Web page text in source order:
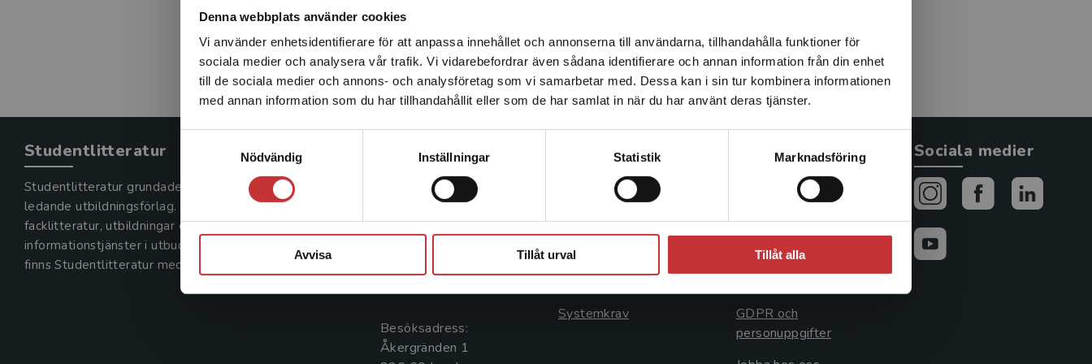
Denna webbplats använder cookies
Vi använder enhetsidentifierare för att anpassa innehållet och annonserna till användarna, tillhandahålla funktioner för
sociala medier och analysera vår trafik. Vi vidarebefordrar även sådana identifierare och annan information från din enhet
till de sociala medier och annons- och analysföretag som vi samarbetar med. Dessa kan i sin tur kombinera informationen
med annan information som du har tillhandahållit eller som de har samlat in när du har använt deras tjänster.
Nödvändig
Inställningar Statistik Marknadsföring
Avvisa Tillåt urval Tillåt alla
Det verkar som att du besöker studentlitteratur.se via en
enhet utanför Sverige. Vi erbjuder inte leveranser utanför
Sverige. För att kunna slutföra ett köp måste
leveransadressen vara i Sverige.Läs mer
Studentlitteratur
Studentlitteratur grundades 1963 och är idag Sveriges
ledande utbildningsförlag. Med läromedel, kurslitteratur,
facklitteratur, utbildningar och digitala
informationstjänster i utbudet,
finns Studentlitteratur med längs hela kunskapsresan.
Kontakta oss
Kontakta oss
046-31 20 00
Box 141
221 00 Lund
Besöksadress:
Åkergränden 1
Kundservice
Kontakta kundservice
046-31 21 00
Frågor och svar
Systemkrav
Allmänna länkar
Avtal och rättigheter
Cookies
GDPR och
personuppgifter
Sociala medier